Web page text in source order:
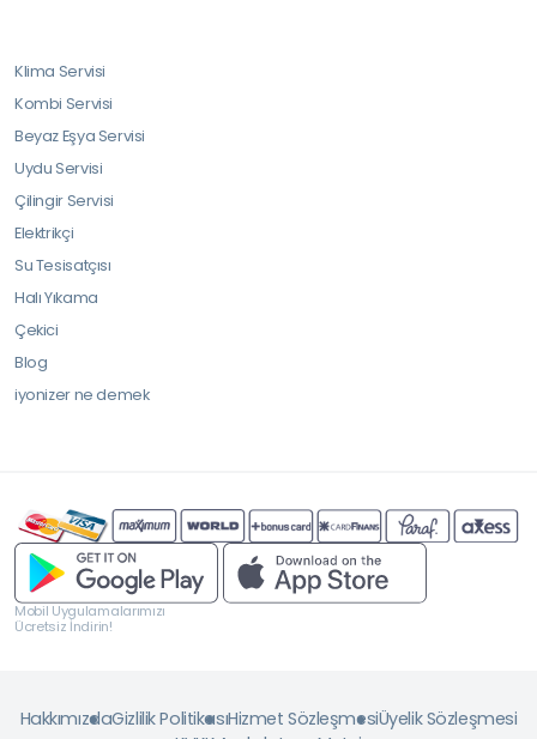
Klima Servisi
Kombi Servisi
Beyaz Eşya Servisi
Uydu Servisi
Çilingir Servisi
Elektrikçi
Su Tesisatçısı
Halı Yıkama
Çekici
Blog
iyonizer ne demek
Mobil Uygulamalarımızı
Ücretsiz İndirin!
HakkımızdaGizlilik PolitikasıHizmet SözleşmesiÜyelik Sözleşmesi